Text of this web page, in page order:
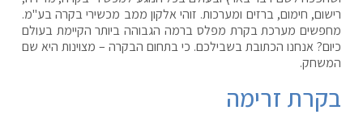
רישום, חימום, ברזים ומערכות. זוהי אלקון ממב מכשירי בקרה בע"מ.
מחפשים מערכת בקרת מפלס ברמה הגבוהה ביותר הקיימת בעולם
כיום? אנחנו הכתובת בשבילכם. כי בתחום הבקרה – מצוינות היא שם
המשחק.
בקרת זרימה